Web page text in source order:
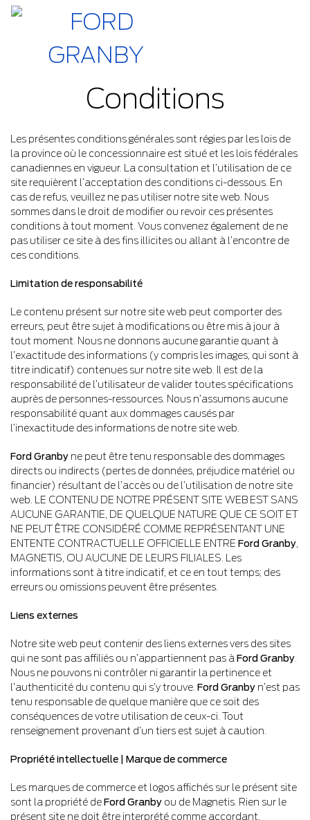
Conditions
Les présentes conditions générales sont régies par les lois de
la province où le concessionnaire est situé et les lois fédérales
canadiennes en vigueur. La consultation et l’utilisation de ce
site requièrent l’acceptation des conditions ci-dessous. En
cas de refus, veuillez ne pas utiliser notre site web. Nous
sommes dans le droit de modifier ou revoir ces présentes
conditions à tout moment. Vous convenez également de ne
pas utiliser ce site à des fins illicites ou allant à l’encontre de
ces conditions.
Limitation de responsabilité
Le contenu présent sur notre site web peut comporter des
erreurs, peut être sujet à modifications ou être mis à jour à
tout moment. Nous ne donnons aucune garantie quant à
l’exactitude des informations (y compris les images, qui sont à
titre indicatif) contenues sur notre site web. Il est de la
responsabilité de l’utilisateur de valider toutes spécifications
auprès de personnes-ressources. Nous n’assumons aucune
responsabilité quant aux dommages causés par
l’inexactitude des informations de notre site web.
Ford Granby ne peut être tenu responsable des dommages
directs ou indirects (pertes de données, préjudice matériel ou
financier) résultant de l’accès ou de l’utilisation de notre site
web. LE CONTENU DE NOTRE PRÉSENT SITE WEB EST SANS
AUCUNE GARANTIE, DE QUELQUE NATURE QUE CE SOIT ET
NE PEUT ÊTRE CONSIDÉRÉ COMME REPRÉSENTANT UNE
ENTENTE CONTRACTUELLE OFFICIELLE ENTRE Ford Granby
MAGNETIS, OU AUCUNE DE LEURS FILIALES. Les
informations sont à titre indicatif, et ce en tout temps; des
erreurs ou omissions peuvent être présentes.
Liens externes
Notre site web peut contenir des liens externes vers des sites
qui ne sont pas affiliés ou n’appartiennent pas à Ford Granby
Nous ne pouvons ni contrôler ni garantir la pertinence et
l’authenticité du contenu qui s’y trouve. Ford Granby n’est pas
tenu responsable de quelque manière que ce soit des
conséquences de votre utilisation de ceux-ci. Tout
renseignement provenant d’un tiers est sujet à caution.
Propriété intellectuelle | Marque de commerce
Les marques de commerce et logos affichés sur le présent site
sont la propriété deFord Granby ou de Magnetis. Rien sur le
présent site ne doit être interprété comme accordant,